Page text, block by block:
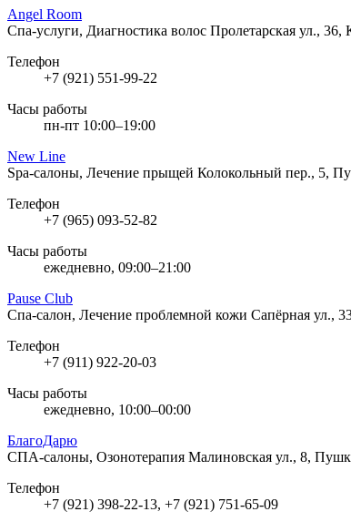
Angel Room
Спа-услуги, Диагностика волос Пролетарская ул., 36,
Телефон
+7 (921) 551-99-22
Часы работы
пн-пт 10:00–19:00
New Line
Spa-салоны, Лечение прыщей Колокольный пер., 5,
Телефон
+7 (965) 093-52-82
Часы работы
ежедневно, 09:00–21:00
Pause Club
Спа-салон, Лечение проблемной кожи Сапёрная ул.,
Телефон
+7 (911) 922-20-03
Часы работы
ежедневно, 10:00–00:00
БлагоДарю
СПА-салоны, Озонотерапия Малиновская ул., 8,
Телефон
+7 (921) 398-22-13, +7 (921) 751-65-09